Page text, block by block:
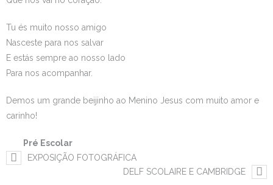
Contactos
Tu és muito nosso amigo
Nasceste para nos salvar
E estás sempre ao nosso lado
Para nos acompanhar.
Demos um grande beijinho ao Menino Jesus com muito amor e
carinho!
Pré Escolar
EXPOSIÇÃO FOTOGRÁFICA
DELF SCOLAIRE E CAMBRIDGE